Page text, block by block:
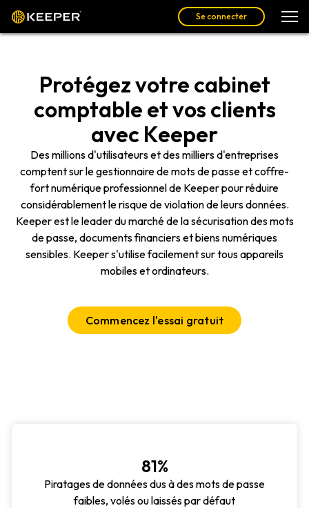
Se connecter
Protégez votre cabinet
comptable et vos clients
avec Keeper
Des millions d'utilisateurs et des milliers d'entreprises
comptent sur le gestionnaire de mots de passe et coffre-
fort numérique professionnel de Keeper pour réduire
considérablement le risque de violation de leurs données.
Keeper est le leader du marché de la sécurisation des mots
de passe, documents financiers et biens numériques
sensibles. Keeper s'utilise facilement sur tous appareils
mobiles et ordinateurs.
Commencez l'essai gratuit
81%
Piratages de données dus à des mots de passe
faibles, volés ou laissés par défaut